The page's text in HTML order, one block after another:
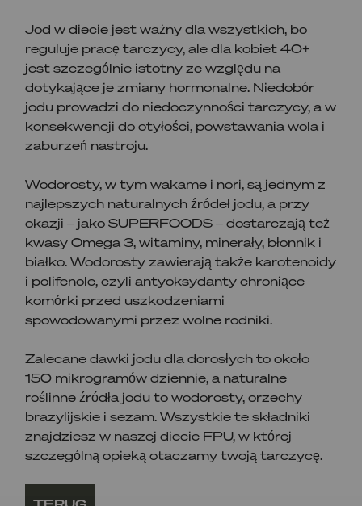
Jod w diecie jest ważny dla wszystkich, bo
reguluje pracę tarczycy, ale dla kobiet 40+
jest szczególnie istotny ze względu na
dotykające je zmiany hormonalne. Niedobór
jodu prowadzi do niedoczynności tarczycy, a w
konsekwencji do otyłości, powstawania wola i
zaburzeń nastroju.
Wodorosty, w tym wakame i nori, są jednym z
najlepszych naturalnych źródeł jodu, a przy
okazji – jako SUPERFOODS – dostarczają też
kwasy Omega 3, witaminy, minerały, błonnik i
białko. Wodorosty zawierają także karotenoidy
i polifenole, czyli antyoksydanty chroniące
komórki przed uszkodzeniami
spowodowanymi przez wolne rodniki.
Zalecane dawki jodu dla dorosłych to około
150 mikrogramów dziennie, a naturalne
roślinne źródła jodu to wodorosty, orzechy
brazylijskie i sezam. Wszystkie te składniki
znajdziesz w naszej diecie FPU, w której
szczególną opieką otaczamy twoją tarczycę.